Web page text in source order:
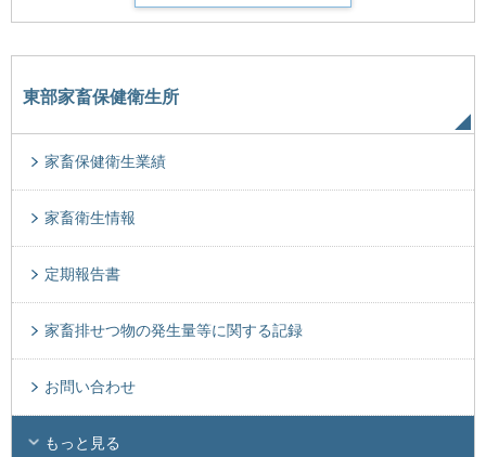
東部家畜保健衛生所
家畜保健衛生業績
家畜衛生情報
定期報告書
家畜排せつ物の発生量等に関する記録
お問い合わせ
もっと見る